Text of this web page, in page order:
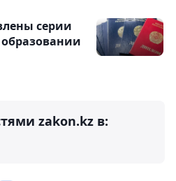
серии
zakon.kz в: